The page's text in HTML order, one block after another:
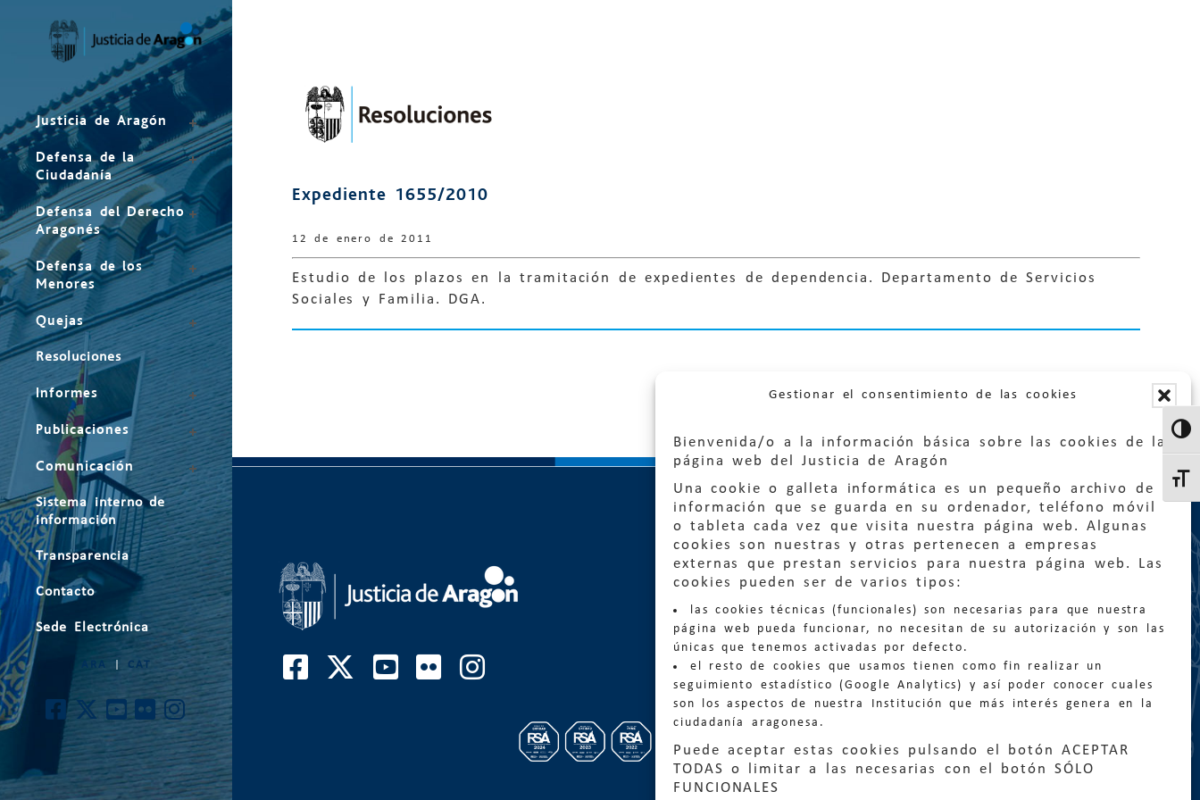
Gestionar el consentimiento de las cookies
Bienvenida/o a la información básica sobre las cookies de la
página web del Justicia de Aragón
Una cookie o galleta informática es un pequeño archivo de
información que se guarda en su ordenador, teléfono móvil
o tableta cada vez que visita nuestra página web. Algunas
cookies son nuestras y otras pertenecen a empresas
externas que prestan servicios para nuestra página web. Las
cookies pueden ser de varios tipos:
las cookies técnicas (funcionales) son necesarias para que nuestra
página web pueda funcionar, no necesitan de su autorización y son las
únicas que tenemos activadas por defecto.
el resto de cookies que usamos tienen como fin realizar un
seguimiento estadístico (Google Analytics) y así poder conocer cuales
son los aspectos de nuestra Institución que más interés genera en la
ciudadanía aragonesa.
Puede aceptar estas cookies pulsando el botón ACEPTAR
TODAS o limitar a las necesarias con el botón SÓLO
FUNCIONALES
Justicia de Aragón
Defensa de la
Ciudadanía
Defensa del Derecho
Aragonés
Defensa de los
Menores
Quejas
Resoluciones
Informes
Publicaciones
Comunicación
Sistema interno de
información
Transparencia
Contacto
Sede Electrónica
CAT
Expediente 1655/2010
12 de enero de 2011
Estudio de los plazos en la tramitación de expedientes de dependencia. Departamento de Servicios
Sociales y Familia. DGA.
Quejas:quejas@eljusticiadearagon.es
Información general:
informacion@eljusticiadearagon.es
Teléfonos: 900 210 210/ 976 399 354